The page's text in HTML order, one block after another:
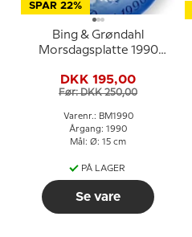
SPAR 22%
Bing & Grøndahl
Morsdagsplatte 1990
DKK 195,00
Før: DKK 250,00
Varenr.: BM1990
Årgang: 1990
Mål: Ø: 15 cm
PÅ LAGER
Se vare